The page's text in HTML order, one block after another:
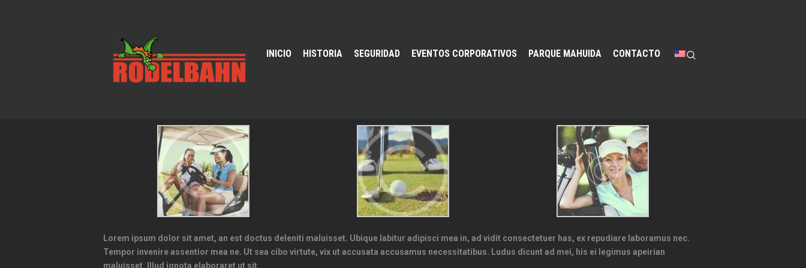
INICIO HISTORIA SEGURIDAD EVENTOS CORPORATIVOS PARQUE MAHUIDA CONTACTO
Lorem ipsum dolor sit amet, an est doctus deleniti maluisset. Ubique labitur adipisci mea in, ad vidit consectetuer has, ex repudiare laboramus nec.
Tempor invenire assentior mea ne. Ut sea cibo virtute, vix ut accusata accusamus necessitatibus. Ludus dicunt ad mei, his ei legimus apeirian
maluisset. Illud ignota elaboraret ut sit.